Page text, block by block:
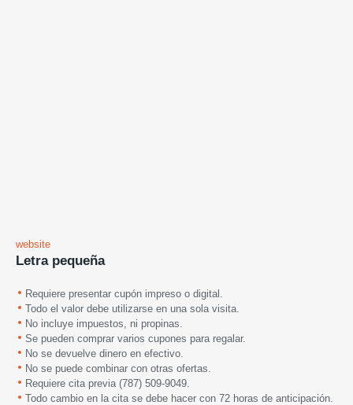
website
Letra pequeña
Requiere presentar cupón impreso o digital.
Todo el valor debe utilizarse en una sola visita.
No incluye impuestos, ni propinas.
Se pueden comprar varios cupones para regalar.
No se devuelve dinero en efectivo.
No se puede combinar con otras ofertas.
Requiere cita previa (787) 509-9049.
Todo cambio en la cita se debe hacer con 72 horas de anticipación.